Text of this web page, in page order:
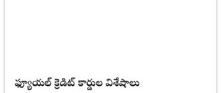
ఫ్యూయల్ క్రెడిట్ కార్డుల విశేషాలు